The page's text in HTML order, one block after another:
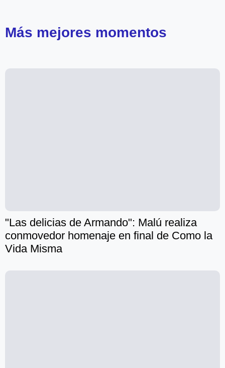
Más mejores momentos
"Las delicias de Armando": Malú realiza
conmovedor homenaje en final de Como la
Vida Misma